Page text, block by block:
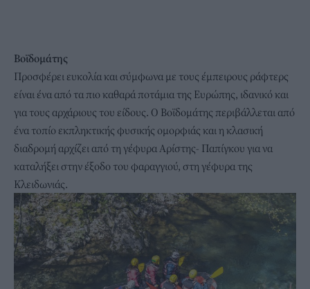
Βοϊδομάτης
Προσφέρει ευκολία και σύμφωνα με τους έμπειρους ράφτερς
είναι ένα από τα πιο καθαρά ποτάμια της Ευρώπης, ιδανικό και
για τους αρχάριους του είδους. Ο Βοϊδομάτης περιβάλλεται από
ένα τοπίο εκπληκτικής φυσικής ομορφιάς και η κλασική
διαδρομή αρχίζει από τη γέφυρα Αρίστης- Παπίγκου για να
καταλήξει στην έξοδο του φαραγγιού, στη γέφυρα της
Κλειδωνιάς.